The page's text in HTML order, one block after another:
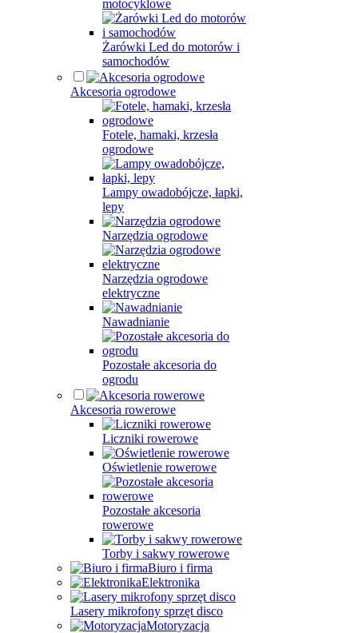
motocyklowe
Żarówki Led do motorów i
samochodów
Akcesoria ogrodowe
Fotele, hamaki, krzesła
ogrodowe
Lampy owadobójcze, łapki,
lepy
Narzędzia ogrodowe
Narzędzia ogrodowe
elektryczne
Nawadnianie
Pozostałe akcesoria do
ogrodu
Akcesoria rowerowe
Liczniki rowerowe
Oświetlenie rowerowe
Pozostałe akcesoria
rowerowe
Torby i sakwy rowerowe
Biuro i firma
Elektronika
Lasery mikrofony sprzęt disco
Motoryzacja